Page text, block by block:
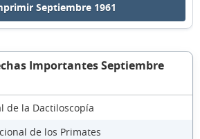
Septiembre 1961
Importantes Septiembre
de la Dactiloscopía
de los Primates